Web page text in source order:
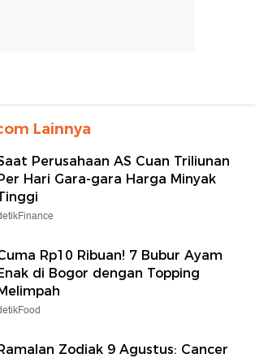
Lainnya
Perusahaan AS Cuan Triliunan
Hari Gara-gara Harga Minyak
Rp10 Ribuan! 7 Bubur Ayam
di Bogor dengan Topping
Zodiak 9 Agustus: Cancer